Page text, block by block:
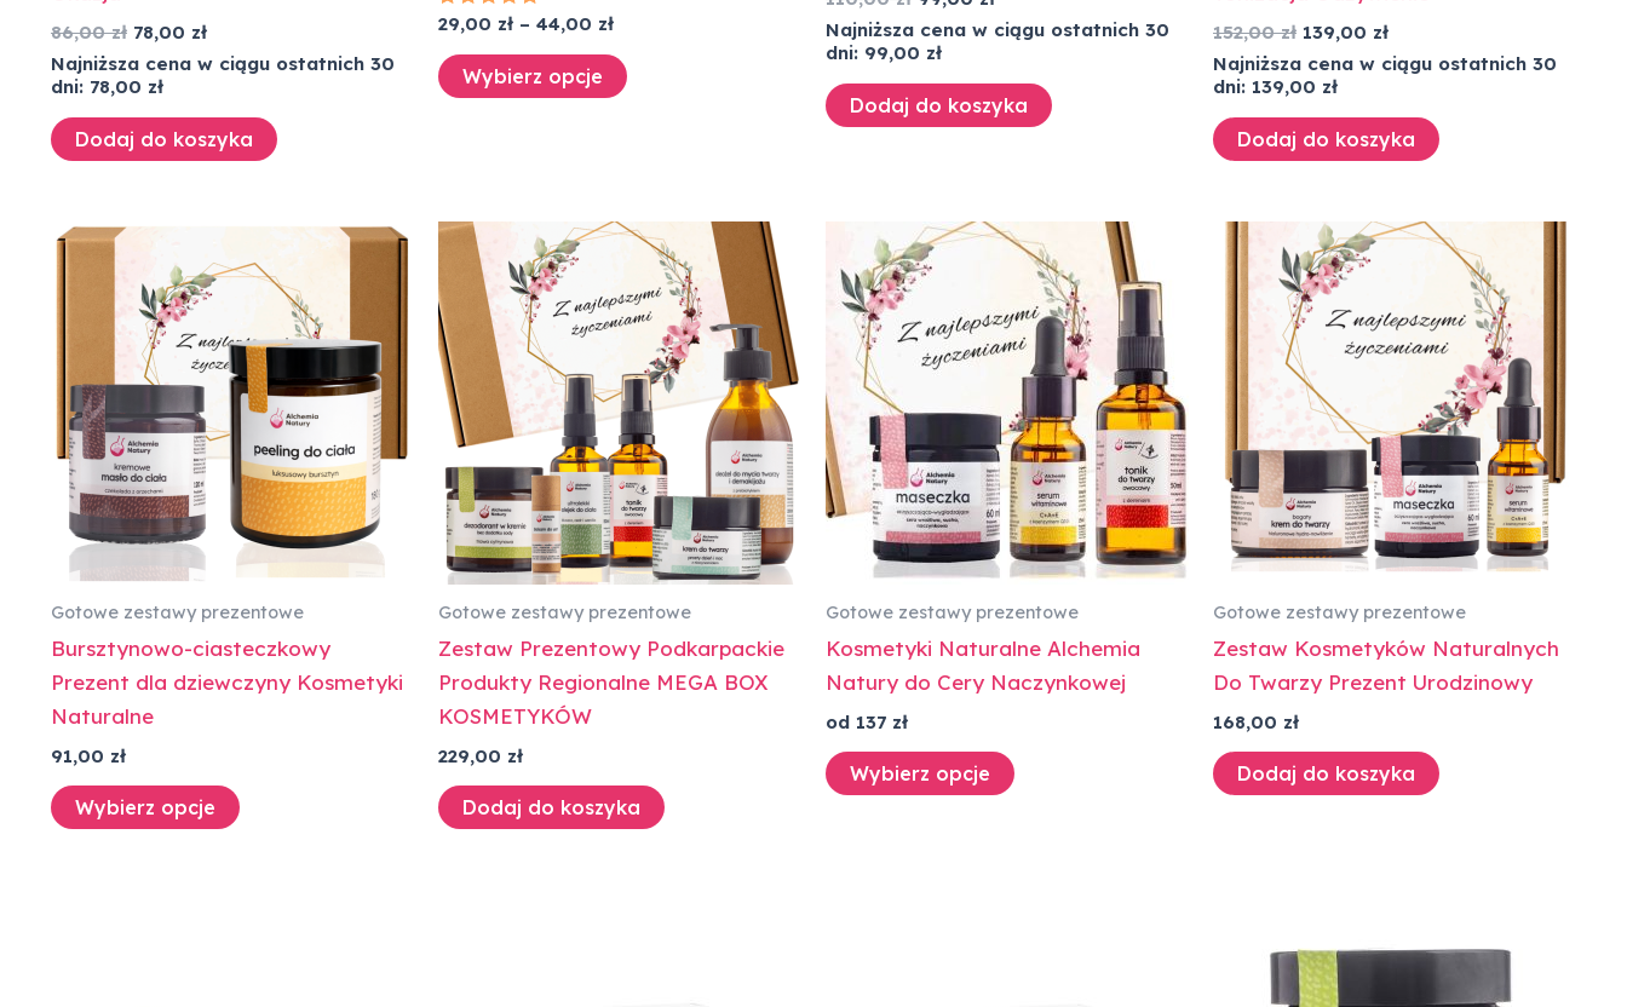
86,00zł 78,00 zł
Najniższa cena w ciągu ostatnich 30
dni: 78,00 zł
Dodaj do koszyka
Oceniono
5.00
na 5
29,00 zł – 44,00 zł
Wybierz opcje
Najniższa cena w ciągu ostatnich 30
dni: 99,00 zł
Dodaj do koszyka
152,00zł 139,00 zł
Najniższa cena w ciągu ostatnich 30
dni: 139,00 zł
Dodaj do koszyka
Gotowe zestawy prezentowe
Bursztynowo-ciasteczkowy
Prezent dla dziewczyny Kosmetyki
Naturalne
91,00 zł
Wybierz opcje
Gotowe zestawy prezentowe
Zestaw Prezentowy Podkarpackie
Produkty Regionalne MEGA BOX
KOSMETYKÓW
229,00 zł
Dodaj do koszyka
Gotowe zestawy prezentowe
Kosmetyki Naturalne Alchemia
Natury do Cery Naczynkowej
od 137 zł
Wybierz opcje
Gotowe zestawy prezentowe
Zestaw Kosmetyków Naturalnych
Do Twarzy Prezent Urodzinowy
168,00 zł
Dodaj do koszyka